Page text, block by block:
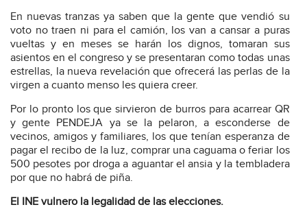
En nuevas tranzas ya saben que la gente que vendió su
voto no traen ni para el camión, los van a cansar a puras
vueltas y en meses se harán los dignos, tomaran sus
asientos en el congreso y se presentaran como todas unas
estrellas, la nueva revelación que ofrecerá las perlas de la
virgen a cuanto menso les quiera creer.
Por lo pronto los que sirvieron de burros para acarrear QR
y gente PENDEJA ya se la pelaron, a esconderse de
vecinos, amigos y familiares, los que tenían esperanza de
pagar el recibo de la luz, comprar una caguama o feriar los
500 pesotes por droga a aguantar el ansia y la tembladera
por que no habrá de piña.
El INE vulnero la legalidad de las elecciones.